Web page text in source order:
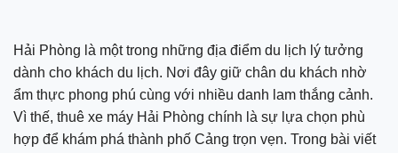
Hải Phòng là một trong những địa điểm du lịch lý tưởng
dành cho khách du lịch. Nơi đây giữ chân du khách nhờ
ẩm thực phong phú cùng với nhiều danh lam thắng cảnh.
Vì thế, thuê xe máy Hải Phòng chính là sự lựa chọn phù
hợp để khám phá thành phố Cảng trọn vẹn. Trong bài viết